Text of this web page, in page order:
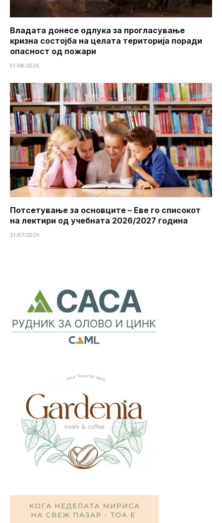
Владата донесе одлука за прогласување
кризна состојба на целата територија поради
опасност од пожари
01/08/2026
Потсетување за основците – Еве го списокот
на лектири од учебната 2026/2027 година
31/07/2026